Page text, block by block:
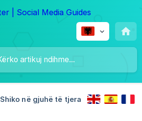
Shiko në gjuhë të tjera